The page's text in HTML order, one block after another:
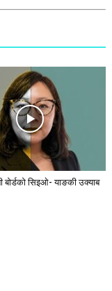
बोर्डको सिइओ- याङकी उक्याब